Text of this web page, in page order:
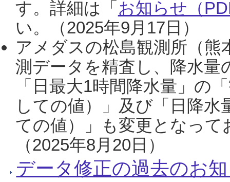
す。詳細は「 お知らせ（
い。（2025年9月17日）
アメダスの松島観測所（熊
測データを精査し、降水
「日最大1時間降水量」の
しての値）」及び「日降
ての値）」も変更となっ
（2025年8月20日）
データ修正の過去のお